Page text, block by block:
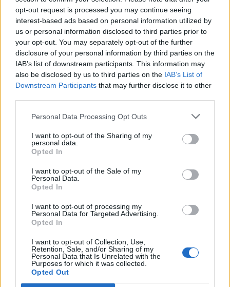
opt-out request is processed you may continue seeing
interest-based ads based on personal information utilized by
us or personal information disclosed to third parties prior to
your opt-out. You may separately opt-out of the further
disclosure of your personal information by third parties on the
IAB’s list of downstream participants. This information may
also be disclosed by us to third parties on the IAB’s List of
Downstream Participants that may further disclose it to other
Personal Data Processing Opt Outs
I want to opt-out of the Sharing of my
personal data.
Opted In
I want to opt-out of the Sale of my
Personal Data.
Opted In
I want to opt-out of processing my
Personal Data for Targeted Advertising.
Opted In
I want to opt-out of Collection, Use,
Retention, Sale, and/or Sharing of my
Personal Data that Is Unrelated with the
Purposes for which it was collected.
Opted Out
στόχος. Είναι ένα φλιτζάνι τσάι στο μπαλκόνι ή
στον κήπο σας το πρωί και 10 λεπτά περπάτημα
μετά το μεσημεριανό γεύμα. Ή μπορεί να θέλετε
να ξεκινήσετε με jogging 25 λεπτών το
απόγευμα, μόλις ο ήλιος χάσει λίγη από την
ισχύ του, οπότε πιθανότατα είστε ασφαλείς να
παραμείνετε λίγο περισσότερο σε εξωτερικούς
ικανότητα της βιταμίνης D να εισέλθει στο
δέρμα. Ακριβώς όπως θα μπορούσατε να καείτε
σε μια συννεφιασμένη μέρα, οι
ακτίνες UVκαι η
βιταμίνη D μπορούν να περάσουν από τα
σύννεφα και τη ομίχλη. Οπότε μία βόλτα στη
φύση, ακόμη και τις μουντές ημέρες, μπορεί να
συντελέσει θετικά στην υγεία και τη μακροζωία
Με πληροφορίες από:www.mdpi.com,
onlinelibrary.wiley.com